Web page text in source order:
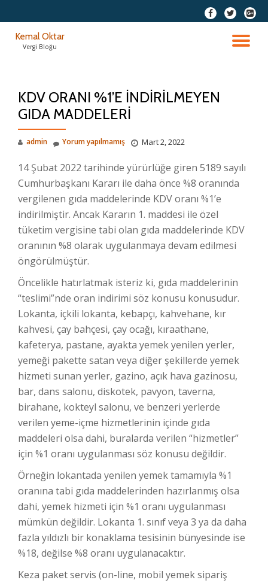
fa-
facebook
fa-
twitter
fa-
plus-
Kemal Oktar
Vergi Bloğu
KDV ORANI %1’E İNDİRİLMEYEN
GIDA MADDELERİ
admin Mart 2, 2022
Yorum yapılmamış
14 Şubat 2022 tarihinde yürürlüğe giren 5189 sayılı
Cumhurbaşkanı Kararı ile daha önce %8 oranında
vergilenen gıda maddelerinde KDV oranı %1’e
indirilmiştir. Ancak Kararın 1. maddesi ile özel
tüketim vergisine tabi olan gıda maddelerinde KDV
oranının %8 olarak uygulanmaya devam edilmesi
öngörülmüştür.
Öncelikle hatırlatmak isteriz ki, gıda maddelerinin
“teslimi”nde oran indirimi söz konusu konusudur.
Lokanta, içkili lokanta, kebapçı, kahvehane, kır
kahvesi, çay bahçesi, çay ocağı, kıraathane,
kafeterya, pastane, ayakta yemek yenilen yerler,
yemeği pakette satan veya diğer şekillerde yemek
hizmeti sunan yerler, gazino, açık hava gazinosu,
bar, dans salonu, diskotek, pavyon, taverna,
birahane, kokteyl salonu, ve benzeri yerlerde
verilen yeme-içme hizmetlerinin içinde gıda
maddeleri olsa dahi, buralarda verilen “hizmetler”
için %1 oranı uygulanması söz konusu değildir.
Örneğin lokantada yenilen yemek tamamıyla %1
oranına tabi gıda maddelerinden hazırlanmış olsa
dahi, yemek hizmeti için %1 oranı uygulanması
mümkün değildir. Lokanta 1. sınıf veya 3 ya da daha
fazla yıldızlı bir konaklama tesisinin bünyesinde ise
%18, değilse %8 oranı uygulanacaktır.
Keza paket servis (on-line, mobil yemek sipariş